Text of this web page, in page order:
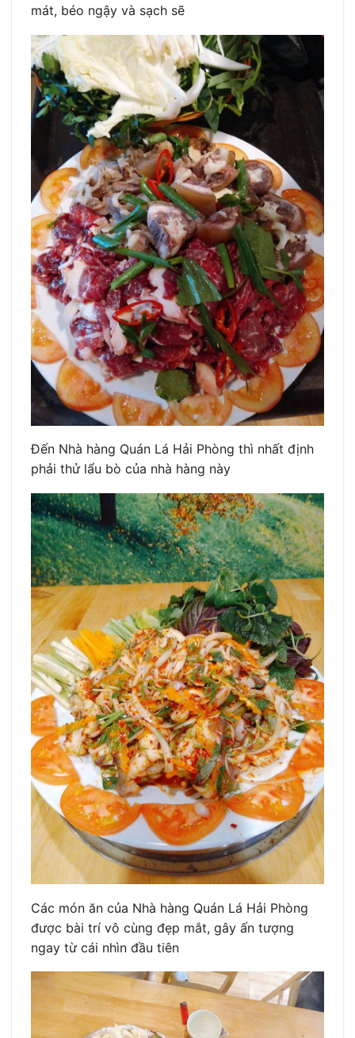
mát, béo ngậy và sạch sẽ
Đến Nhà hàng Quán Lá Hải Phòng thì nhất định
phải thử lẩu bò của nhà hàng này
Các món ăn của Nhà hàng Quán Lá Hải Phòng
được bài trí vô cùng đẹp mắt, gây ấn tượng
ngay từ cái nhìn đầu tiên